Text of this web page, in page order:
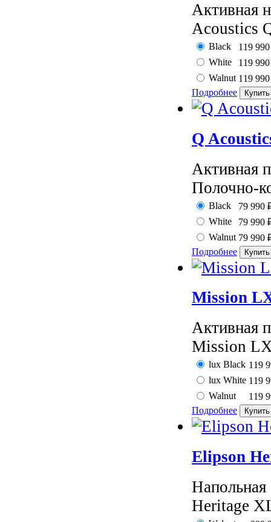
Активная
Acoustics
Black
119
White
119
Walnut 119
Подробнее
Q
Активная
Полочно-
Black 79 990
White
79 990
Walnut 79 990
Подробнее
Mission
Активная
Mission LX
lux Black 119
lux White 119
Walnut
119
Подробнее
Elipson
Heritage